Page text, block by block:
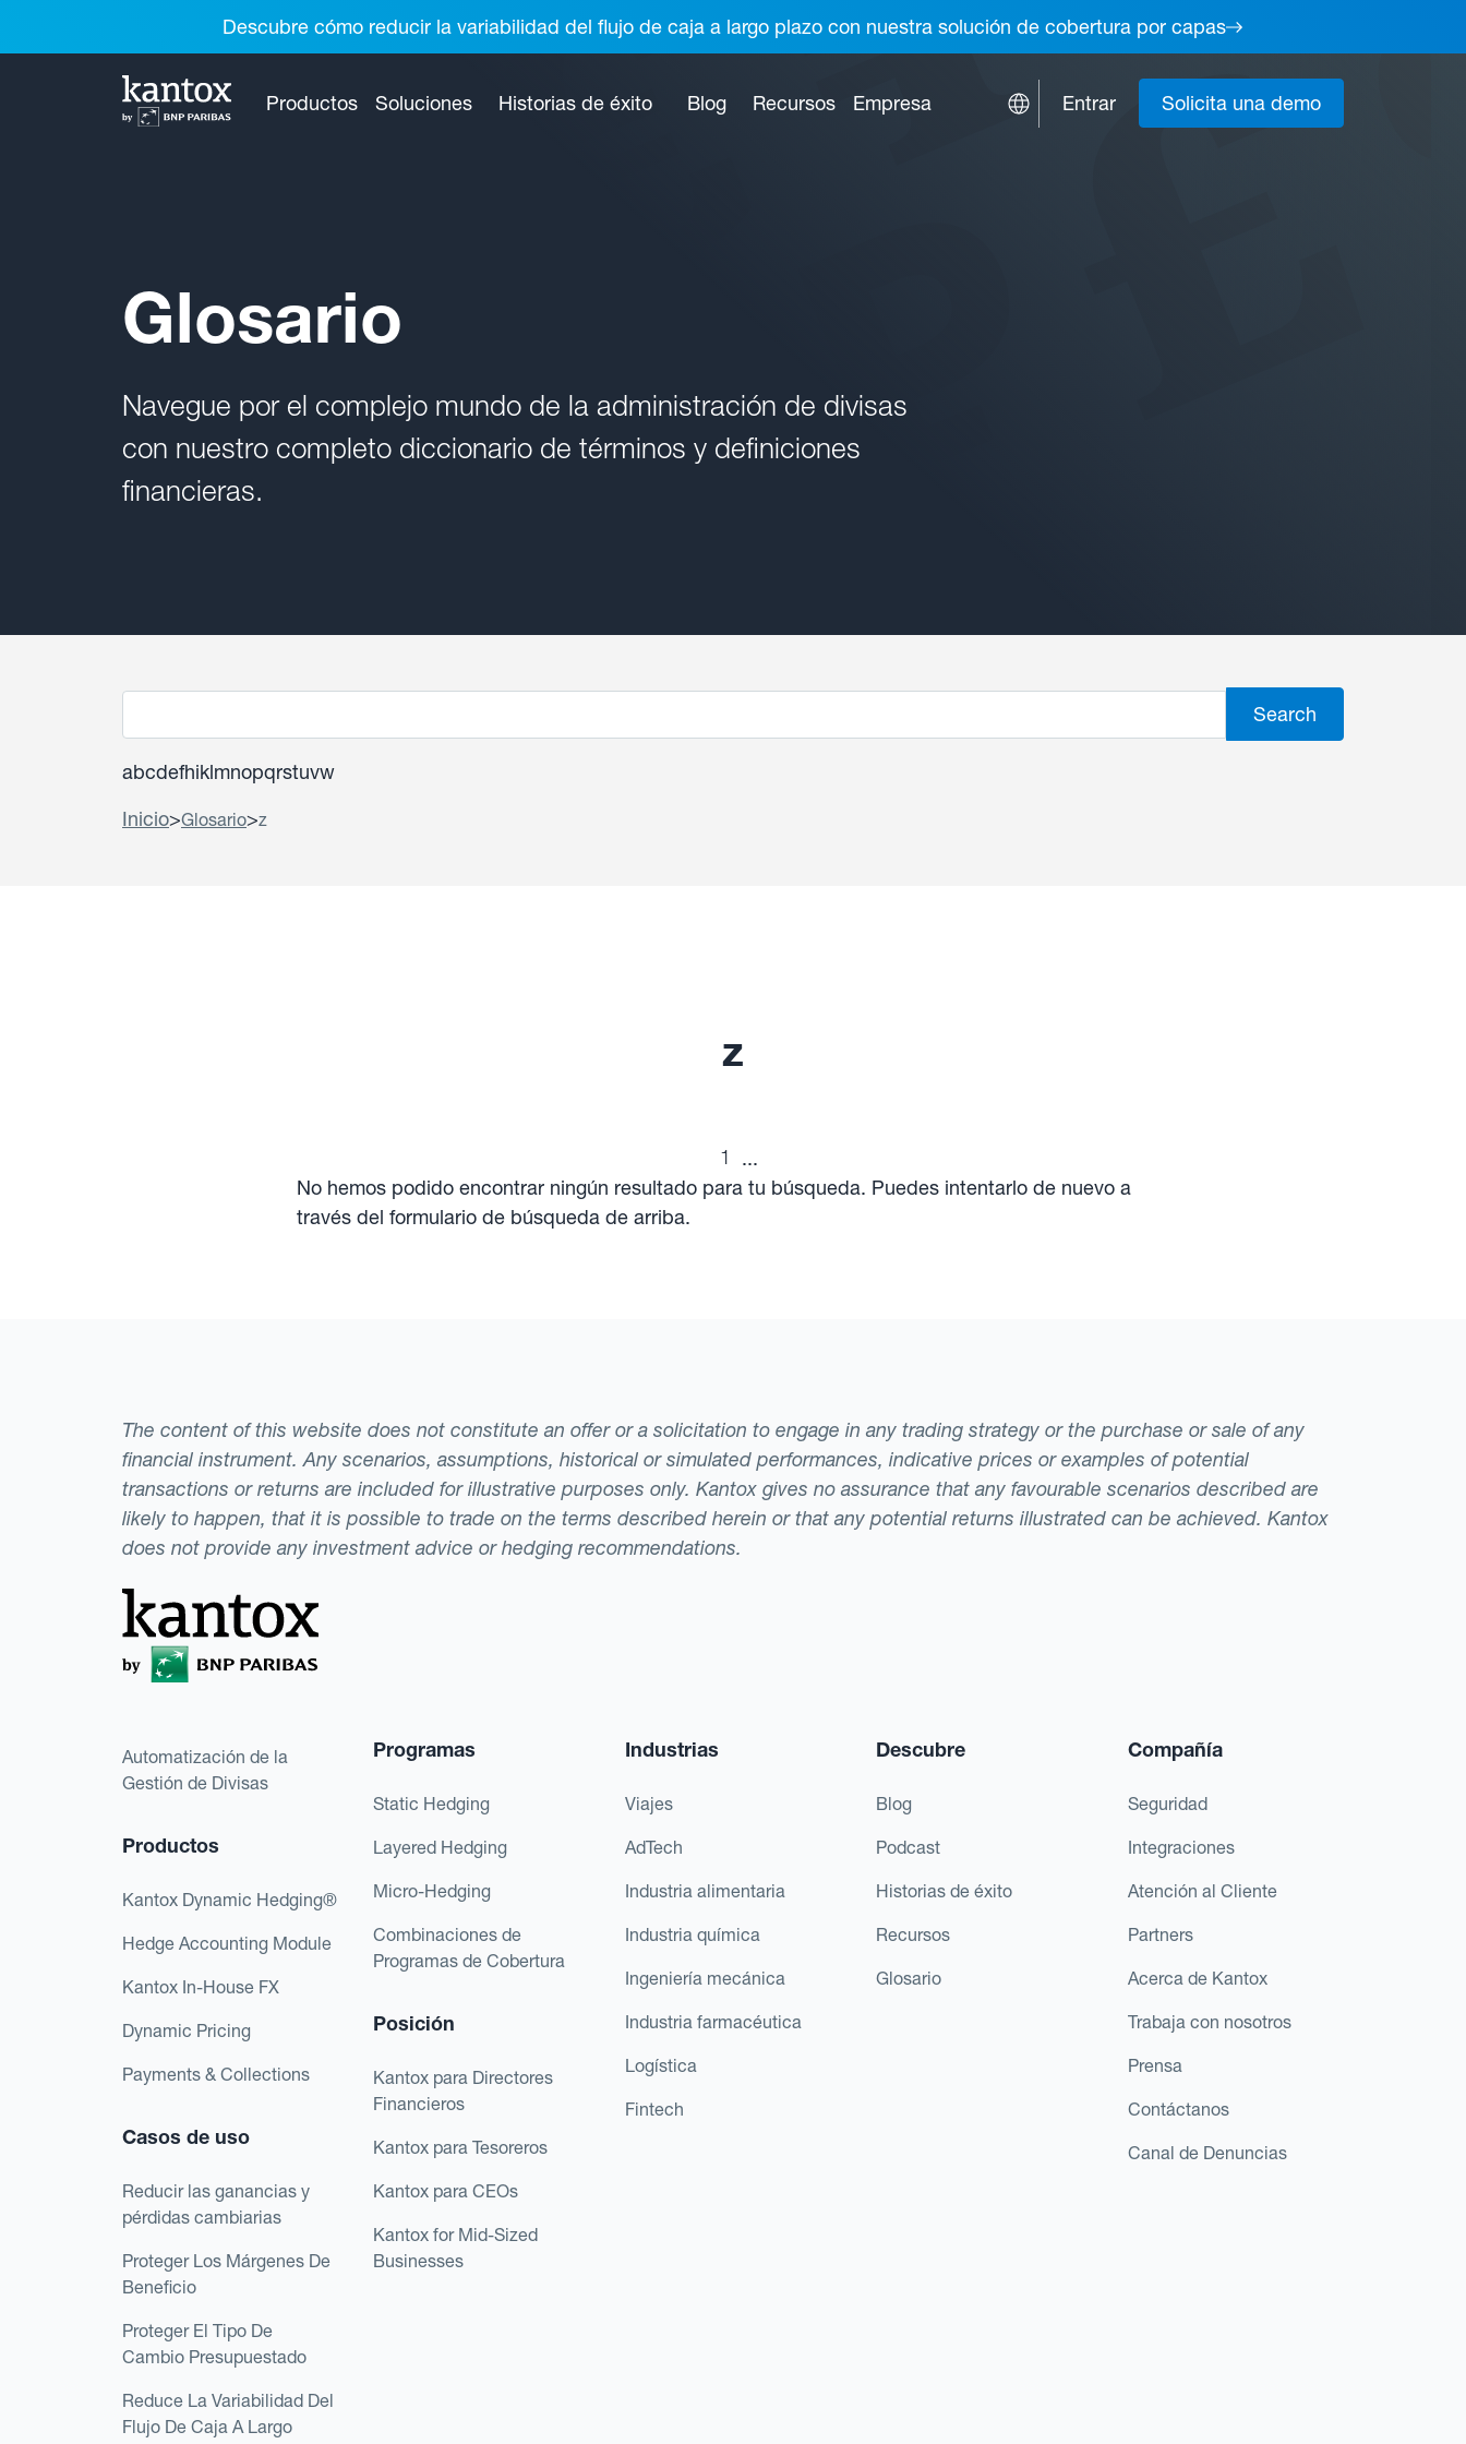
Descubre cómo reducir la variabilidad del flujo de caja a largo plazo con nuestra solución de cobertura por capas
Productos Soluciones Historias de éxito Blog Recursos Empresa Entrar Solicita una demo
Glosario
Navegue por el complejo mundo de la administración de divisas
con nuestro completo diccionario de términos y definiciones
financieras.
abcdefhiklmnopqrstuvw
Inicio>Glosario>z
z
1
...
No hemos podido encontrar ningún resultado para tu búsqueda. Puedes intentarlo de nuevo a
través del formulario de búsqueda de arriba.
The content of this website does not constitute an offer or a solicitation to engage in any trading strategy or the purchase or sale of any
financial instrument. Any scenarios, assumptions, historical or simulated performances, indicative prices or examples of potential
transactions or returns are included for illustrative purposes only. Kantox gives no assurance that any favourable scenarios described are
likely to happen, that it is possible to trade on the terms described herein or that any potential returns illustrated can be achieved. Kantox
does not provide any investment advice or hedging recommendations.
Automatización de la
Gestión de Divisas
Productos
Kantox Dynamic Hedging®
Hedge Accounting Module
Kantox In-House FX
Dynamic Pricing
Payments & Collections
Casos de uso
Reducir las ganancias y
pérdidas cambiarias
Proteger Los Márgenes De
Beneficio
Proteger El Tipo De
Cambio Presupuestado
Reduce La Variabilidad Del
Flujo De Caja A Largo
Programas
Static Hedging
Layered Hedging
Micro-Hedging
Combinaciones de
Programas de Cobertura
Posición
Kantox para Directores
Financieros
Kantox para Tesoreros
Kantox para CEOs
Kantox for Mid-Sized
Businesses
Industrias
Viajes
AdTech
Industria alimentaria
Industria química
Ingeniería mecánica
Industria farmacéutica
Logística
Fintech
Descubre
Blog
Podcast
Historias de éxito
Recursos
Glosario
Compañía
Seguridad
Integraciones
Atención al Cliente
Partners
Acerca de Kantox
Trabaja con nosotros
Prensa
Contáctanos
Canal de Denuncias